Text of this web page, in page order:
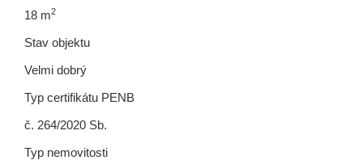
18 m2
Stav objektu
Velmi dobrý
Typ certifikátu PENB
č. 264/2020 Sb.
Typ nemovitosti